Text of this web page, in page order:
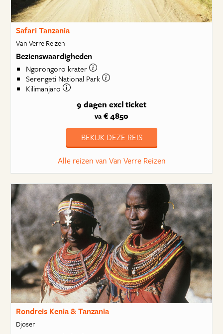
Safari Tanzania
Van Verre Reizen
Bezienswaardigheden
Ngorongoro krater
Serengeti National Park
Kilimanjaro
9 dagen excl ticket
va € 4850
BEKIJK DEZE REIS
Alle reizen van Van Verre Reizen
Rondreis Kenia & Tanzania
Djoser